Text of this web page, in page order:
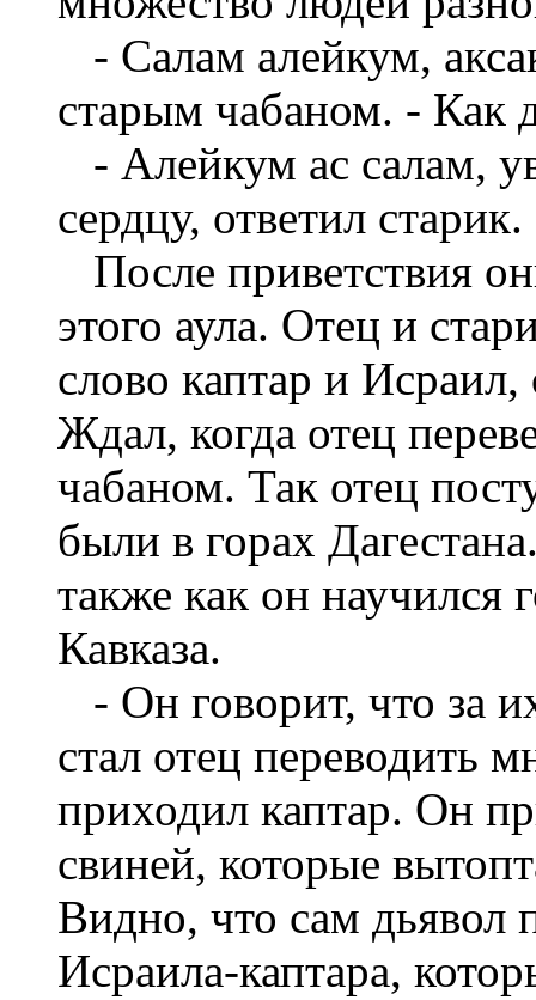
- Салам алейкум,
старым чабаном. - Как
- Алейкум ас салам,
сердцу, ответил
После приветствия
этого аула. Отец и
слово каптар и
Ждал, когда отец
чабаном. Так отец
были в горах
также как он научился
Кавказа.
- Он говорит, что за
стал отец переводить
приходил каптар. Он
свиней, которые
Видно, что сам дьявол
Исраила-каптара,